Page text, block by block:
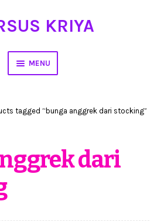
KRIYA
MENU
Bunga Dari Stocking
tagged “bunga anggrek dari stocking”
dari